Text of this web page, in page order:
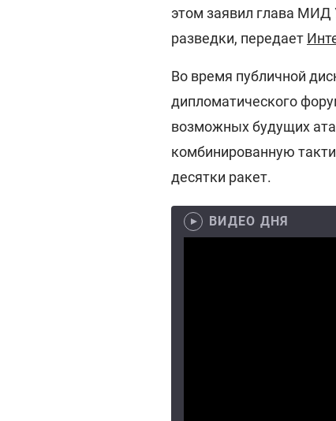
этом заявил глава МИД
разведки, передает
Во время публичной
дипломатического
возможных будущих
комбинированную
десятки ракет.
ВИДЕО ДНЯ